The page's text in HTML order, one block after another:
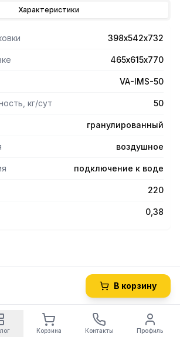
Характеристики
398х542х732
465х615х770
VA-IMS-50
кг/сут 50
гранулированный
воздушное
подключение к воде
220
0,38
В корзину
Корзина Контакты Профиль